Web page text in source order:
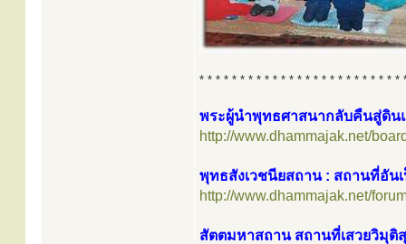
* * * * * * * * * * * * * * * * * * * * * * * * *
พระผู้นำพุทธศาสนากลับคืนสู่ดิน
http://www.dhammajak.net/
พุทธสังเวชนียสถาน : สถานที่อัน
http://www.dhammajak.net/
สัตตมหาสถาน สถานที่เสวยวิมุติ